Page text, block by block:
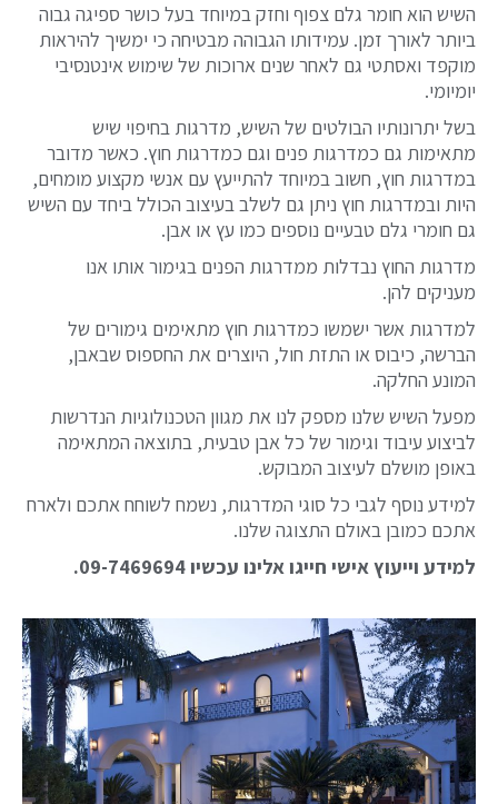
השיש הוא חומר גלם צפוף וחזק במיוחד בעל כושר ספיגה גבוה
ביותר לאורך זמן. עמידותו הגבוהה מבטיחה כי ימשיך להיראות
מוקפד ואסתטי גם לאחר שנים ארוכות של שימוש אינטנסיבי
יומיומי.
בשל יתרונותיו הבולטים של השיש, מדרגות בחיפוי שיש
מתאימות גם כמדרגות פנים וגם כמדרגות חוץ. כאשר מדובר
במדרגות חוץ, חשוב במיוחד להתייעץ עם אנשי מקצוע מומחים,
היות ובמדרגות חוץ ניתן גם לשלב בעיצוב הכולל ביחד עם השיש
גם חומרי גלם טבעיים נוספים כמו עץ או אבן.
מדרגות החוץ נבדלות ממדרגות הפנים בגימור אותו אנו
מעניקים להן.
למדרגות אשר ישמשו כמדרגות חוץ מתאימים גימורים של
הברשה, כיבוס או התזת חול, היוצרים את החספוס שבאבן,
המונע החלקה.
מפעל השיש שלנו מספק לנו את מגוון הטכנולוגיות הנדרשות
לביצוע עיבוד וגימור של כל אבן טבעית, בתוצאה המתאימה
באופן מושלם לעיצוב המבוקש.
למידע נוסף לגבי כל סוגי המדרגות, נשמח לשוחח אתכם ולארח
אתכם כמובן באולם התצוגה שלנו.
למידע וייעוץ אישי חייגו אלינו עכשיו 09-7469694.